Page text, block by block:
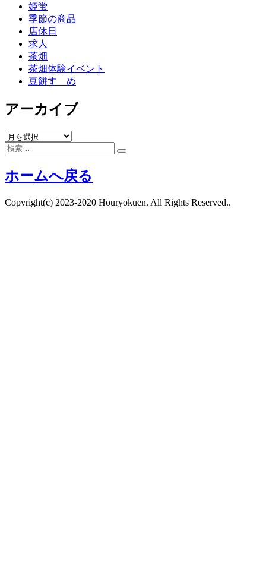
姫蛍
季節の商品
店休日
求人
茶畑
茶畑体験イベント
豆餅すゞめ
アーカイブ
ア
ー
イ
ブ
検
検
ホームへ戻る
Copyright(c) 2023-2020 Houryokuen. All Rights Reserved..